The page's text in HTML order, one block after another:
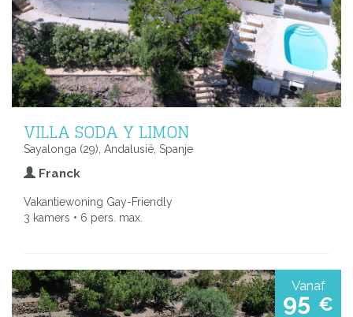
VILLA SODA Y LIMON
Sayalonga (29), Andalusië, Spanje
Franck
Vakantiewoning Gay-Friendly
3 kamers • 6 pers. max.
Vanaf
95 €